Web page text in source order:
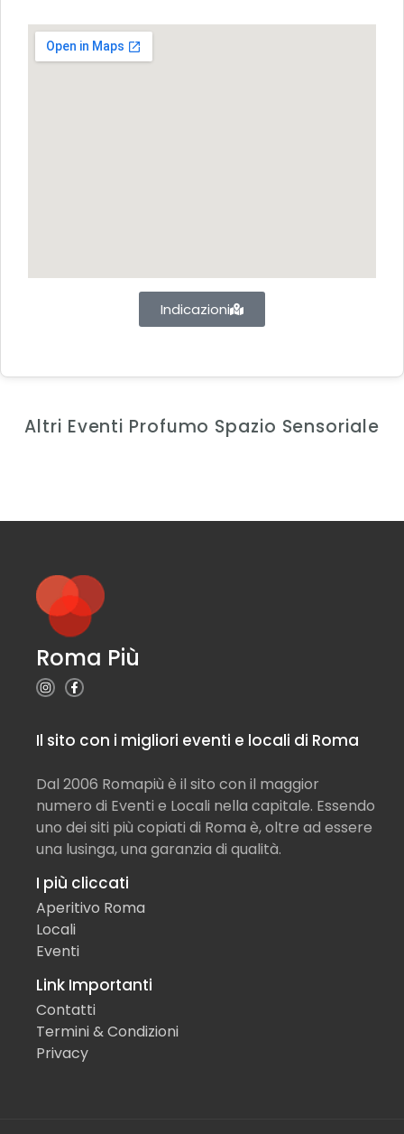
Indicazioni
Altri Eventi Profumo Spazio Sensoriale
Roma Più
Il sito con i migliori eventi e locali di Roma
Dal 2006 Romapiù è il sito con il maggior
numero di Eventi e Locali nella capitale. Essendo
uno dei siti più copiati di Roma è, oltre ad essere
una lusinga, una garanzia di qualità.
I più cliccati
Aperitivo Roma
Locali
Eventi
Link Importanti
Contatti
Termini & Condizioni
Privacy